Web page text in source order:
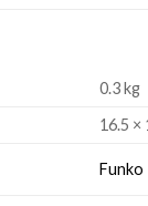
0.3 kg
16.5 ×
Funko